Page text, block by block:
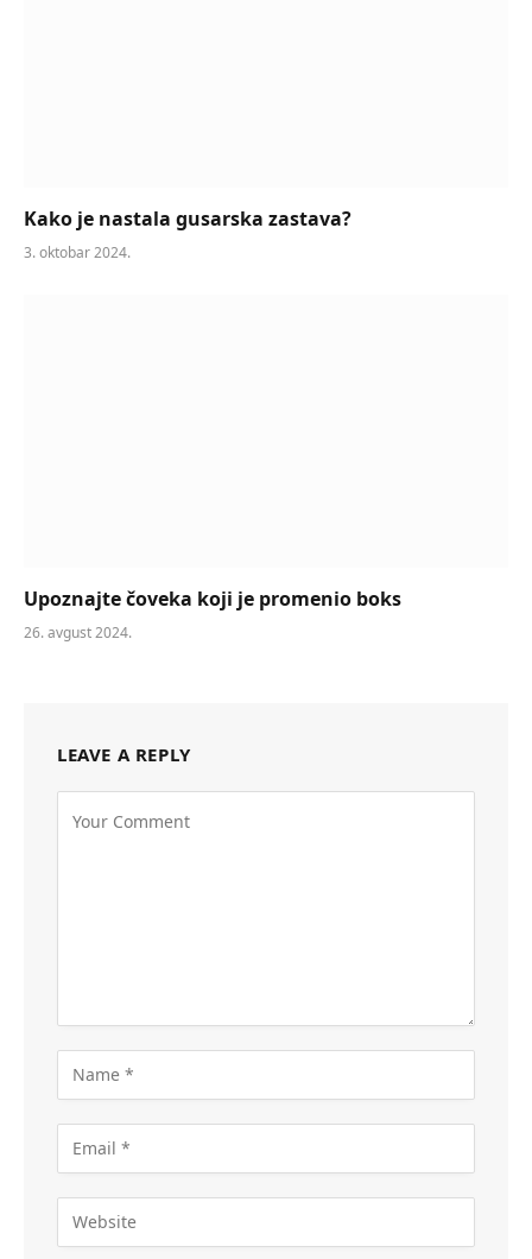
Kako je nastala gusarska zastava?
3. oktobar 2024.
Upoznajte čoveka koji je promenio boks
26. avgust 2024.
LEAVE A REPLY